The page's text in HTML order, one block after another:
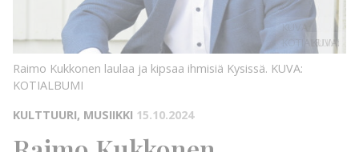
KUVA:
KUVA:
KOTIALBUMI
Raimo Kukkonen laulaa ja kipsaa ihmisiä Kysissä. KUVA:
KOTIALBUMI
KULTTUURI, MUSIIKKI 15.10.2024